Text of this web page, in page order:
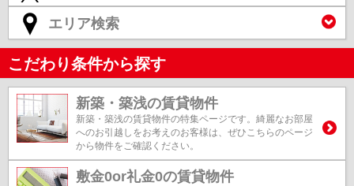
エリア検索
こだわり条件から探す
新築・築浅の賃貸物件
新築・築浅の賃貸物件の特集ページです。綺麗なお部屋
へのお引越しをお考えのお客様は、ぜひこちらのページ
から物件をご確認ください。
敷金0or礼金0の賃貸物件